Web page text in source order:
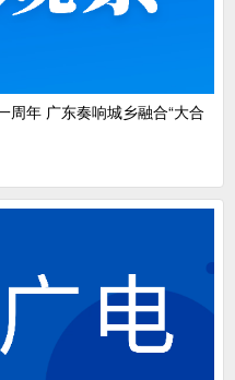
周年 广东奏响城乡融合“大合